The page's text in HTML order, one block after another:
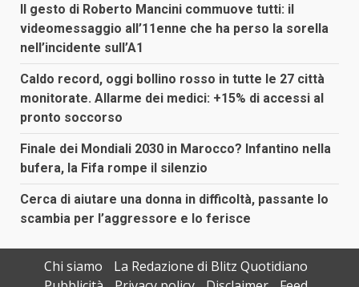
Il gesto di Roberto Mancini commuove tutti: il
videomessaggio all’11enne che ha perso la sorella
nell’incidente sull’A1
Caldo record, oggi bollino rosso in tutte le 27 città
monitorate. Allarme dei medici: +15% di accessi al
pronto soccorso
Finale dei Mondiali 2030 in Marocco? Infantino nella
bufera, la Fifa rompe il silenzio
Cerca di aiutare una donna in difficoltà, passante lo
scambia per l’aggressore e lo ferisce
Chi siamo
La Redazione di Blitz Quotidiano